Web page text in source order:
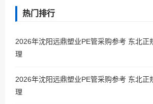
热门排行
2026年沈阳远鼎塑业PE管采购参考 东北正
理
2026年沈阳远鼎塑业PE管采购参考 东北正
理